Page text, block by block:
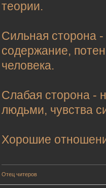
теории.
Сильная сторона
содержание,
человека.
Слабая сторона -
людьми, чувства
Хорошие
Отец читеров